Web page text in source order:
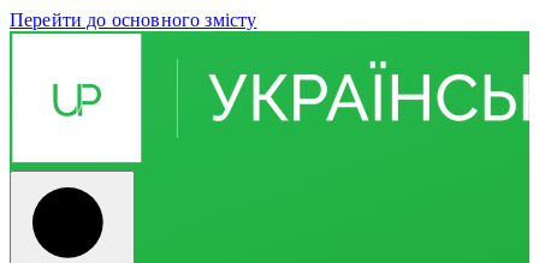
Перейти до основного змісту